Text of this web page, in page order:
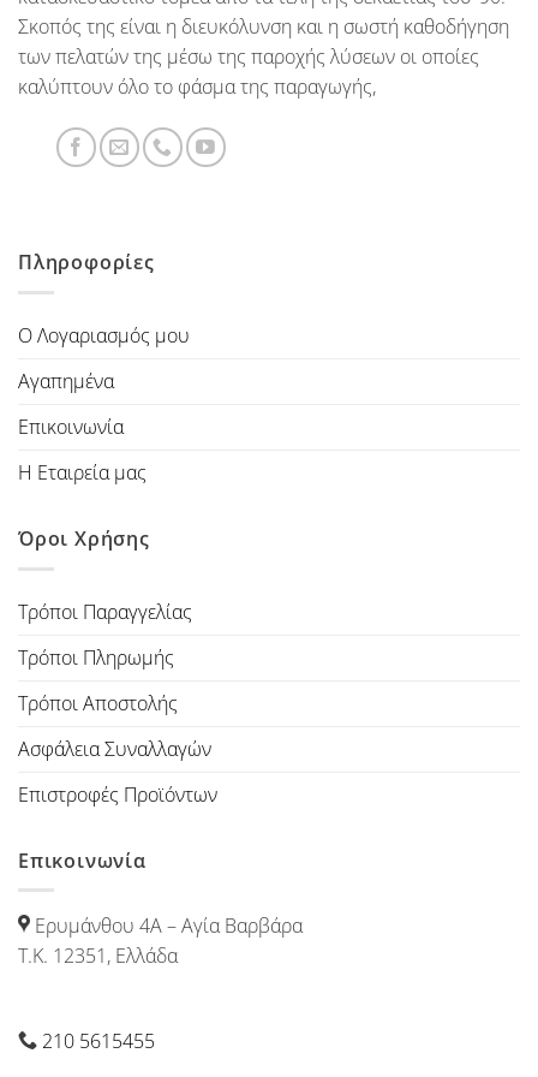
Σκοπός της είναι η διευκόλυνση και η σωστή καθοδήγηση
των πελατών της μέσω της παροχής λύσεων οι οποίες
καλύπτουν όλο το φάσμα της παραγωγής,
Πληροφορίες
Ο Λογαριασμός μου
Αγαπημένα
Επικοινωνία
Η Εταιρεία μας
Όροι Χρήσης
Τρόποι Παραγγελίας
Τρόποι Πληρωμής
Τρόποι Αποστολής
Ασφάλεια Συναλλαγών
Επιστροφές Προϊόντων
Επικοινωνία
Ερυμάνθου 4Α – Αγία Βαρβάρα
Τ.Κ. 12351, Ελλάδα
210 5615455